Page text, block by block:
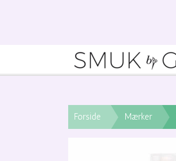
Forside Mærker